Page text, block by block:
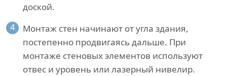
доской.
4
Монтаж стен начинают от угла здания,
постепенно продвигаясь дальше. При
монтаже стеновых элементов используют
отвес и уровень или лазерный нивелир.